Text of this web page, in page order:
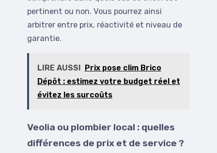
pertinent ou non. Vous pourrez ainsi
arbitrer entre prix, réactivité et niveau de
garantie.
LIRE AUSSI Prix pose clim Brico
Dépôt : estimez votre budget réel et
évitez les surcoûts
Veolia ou plombier local : quelles
différences de prix et de service ?